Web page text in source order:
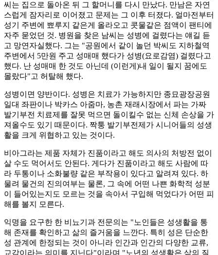
씨는 집으로 돌아온 뒤 그 할머니를 다시 만났다. 만남은 자연
스럽게 잠자리로 이어졌고 문제는 그 이후 터졌다. 얼마전부터
성기 주변에 뾰루지 같은게 올라오고 콧물같은 점액이 팬티에
자주 묻었던 것. 병원을 찾은 남씨는 성병에 걸렸다는 얘길 듣
고 망연자실했다. 그는 "공원에서 같이 놀던 박씨도 지하철역
주변에서 5만원 주고 성매매 했다가 성병(요로감염) 걸렸다고
했다. 난 성매매 한 것도 아닌데 (이런게)내 일이 될지 꿈에도
몰랐다"고 허탈해 했다.
성병이면 양반이다. 성병은 치료가 가능하지만 종묘광장공원
일대 좌판이나 박카스 아줌마, 농촌 재래시장에서 파는 가짜
발기부전 치료제를 잘못 먹으면 돌이킬수 없는 신체 손상을 가
져올수도 있기 때문이다. 짝퉁 발기부전제가 시니어들의 성생
활을 크게 위협하고 있는 것이다.
비아그라는 제품 자체가 진품이라고 해도 의사의 처방전 없이
살 수도 먹어서도 안된다. 게다가 진품이라고 해도 사람에 따
라 두통이나 소화불량 같은 부작용이 있다고 알려져 있다. 하
물려 물건의 진의여부는 물론, 그 속에 어떤 나쁜 화학적 성분
이 들어있는지도 모르는 것을 속아서 구입해 먹었다가 어떤 피
해를 볼지 모른다.
익명을 요구한 한 비뇨기과 전문의는 "노인들은 성생활을 통
해 존재를 확인하고 삶의 즐거움을 느깐다. 특히 성은 단순한
성 관계에 한정되는 것이 아니라 인간과 인간의 다양한 교류,
교감이라는 의미를 지닌다"이라며 "노년의 성생활은 삶의 질